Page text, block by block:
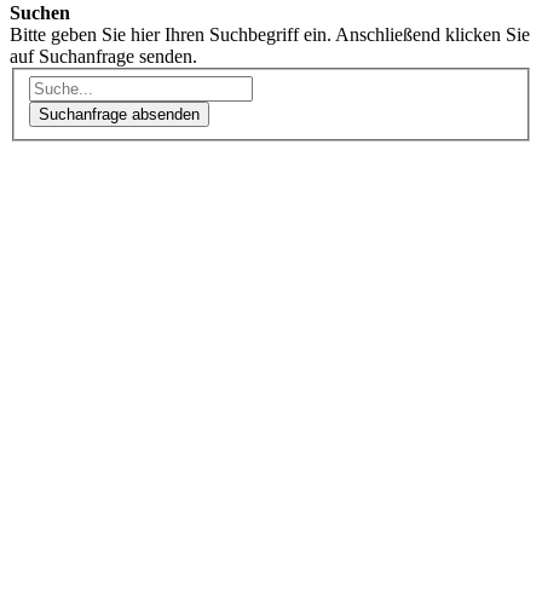
Suchen
Bitte geben Sie hier Ihren Suchbegriff ein. Anschließend klicken Sie
auf Suchanfrage senden.
Suchanfrage absenden